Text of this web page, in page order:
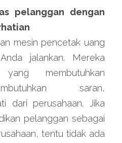
pelanggan dengan
mesin pencetak uang
jalankan. Mereka
membutuhkan
saran,
dari perusahaan. Jika
pelanggan sebagai
tentu tidak ada